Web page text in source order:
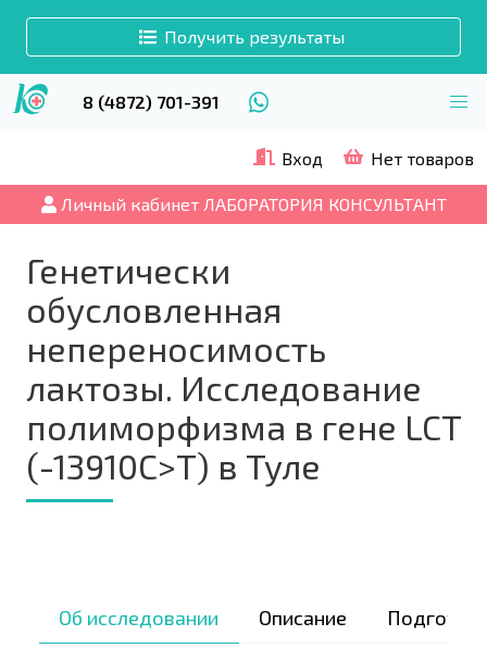
Получить результаты
8 (4872) 701-391
Вход Нет товаров
Личный кабинет ЛАБОРАТОРИЯ КОНСУЛЬТАНТ
Генетически
обусловленная
непереносимость
лактозы. Исследование
полиморфизма в гене LCT
(-13910C>T) в Туле
Об исследовании Описание